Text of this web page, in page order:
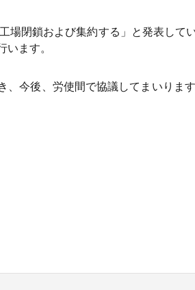
場閉鎖および集約する」と発表し
ます。
今後、労使間で協議してまいりま